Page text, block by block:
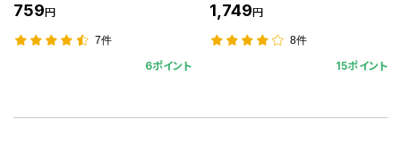
759円
7件
6ポイント
1,749円
8件
15ポイント